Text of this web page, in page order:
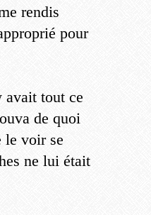
rendis
pour
avait tout ce
de quoi
le voir se
ne lui était